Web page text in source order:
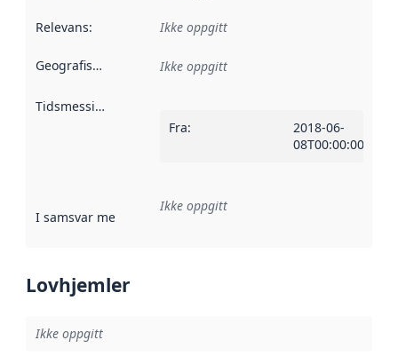
Relevans: Ikke oppgitt
Geografisk avgrensning :
Ikke oppgitt
Tidsmessig avgrensning
Fra:
2018-06-
08T00:00:00Z
I samsvar med Referanse til en implementasjonsregel
Ikke oppgitt
Lovhjemler
Ikke oppgitt